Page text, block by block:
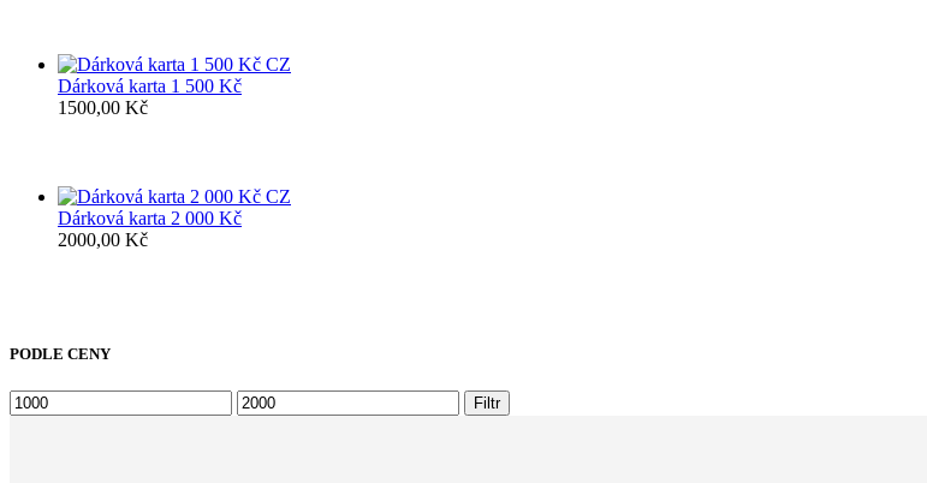
Dárková karta 1 500 Kč
1500,00 Kč
Dárková karta 2 000 Kč
2000,00 Kč
PODLE CENY
Minimální
cena
Maximální
cena
Filtr